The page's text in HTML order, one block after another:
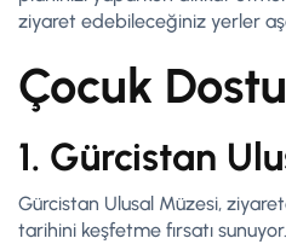
ziyaret edebileceğiniz yerler
Çocuk
1. Gürcistan
Gürcistan Ulusal Müzesi,
tarihini keşfetme fırsatı